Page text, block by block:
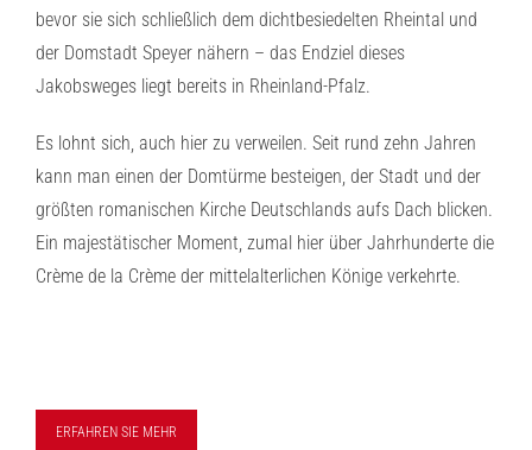
bevor sie sich schließlich dem dichtbesiedelten Rheintal und
der Domstadt Speyer nähern – das Endziel dieses
Jakobsweges liegt bereits in Rheinland-Pfalz.
Es lohnt sich, auch hier zu verweilen. Seit rund zehn Jahren
kann man einen der Domtürme besteigen, der Stadt und der
größten romanischen Kirche Deutschlands aufs Dach blicken.
Ein majestätischer Moment, zumal hier über Jahrhunderte die
Crème de la Crème der mittelalterlichen Könige verkehrte.
ERFAHREN SIE MEHR